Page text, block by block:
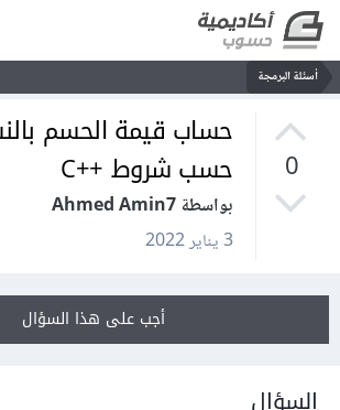
أسئلة البرمجة
0
حساب قيمة الحسم
حسب شروط ++C
بواسطة Ahmed Amin7
3 يناير 2022
أجب على هذا السؤال
السؤال